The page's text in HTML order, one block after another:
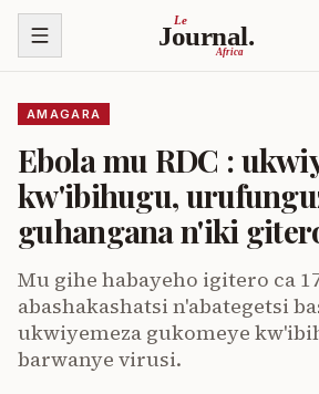
Ja ku biri muri urupapuro
Le
Journal.
Africa
AMAGARA
Ebola mu RDC :
kw'ibihugu,
guhangana n'iki
Mu gihe habayeho igitero ca
abashakashatsi n'abategetsi
ukwiyemeza gukomeye
barwanye virusi.